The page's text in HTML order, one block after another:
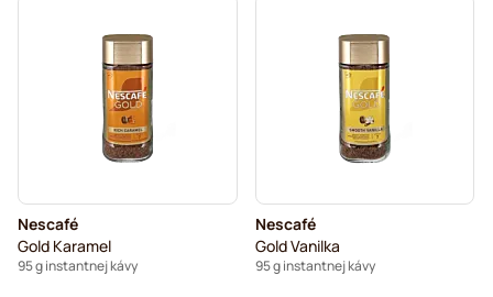
Nescafé
Gold Karamel
95 g instantnej kávy
Nescafé
Gold Vanilka
95 g instantnej kávy